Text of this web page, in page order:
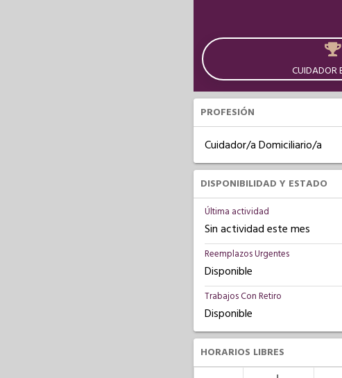
CUIDADOR
PROFESIÓN
Cuidador/a Domiciliario/a
DISPONIBILIDAD Y ESTADO
Última actividad
Sin actividad este mes
Reemplazos Urgentes
Disponible
Trabajos Con Retiro
Disponible
HORARIOS LIBRES